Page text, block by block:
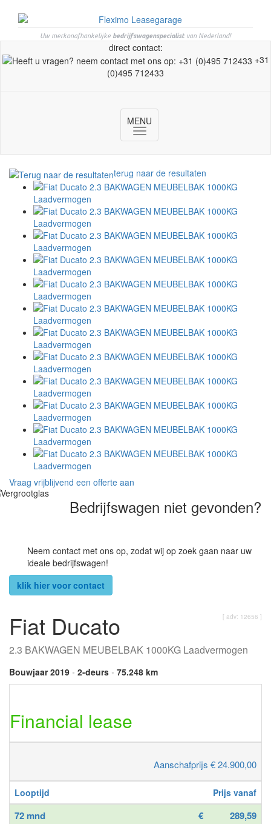
Uw merkonafhankelijke bedrijfswagenspecialistvan Nederland!
direct contact:
+31
(0)495 712433
MENU
Toggle
navigation
terug naar de resultaten
Vraag vrijblijvend een offerte aan
Bedrijfswagen niet gevonden?
Neem contact met ons op, zodat wij op zoek gaan naar uw
ideale bedrijfswagen!
klik hier voor contact
[ adv: 12656 ]
Fiat Ducato
2.3 BAKWAGEN MEUBELBAK 1000KG Laadvermogen
Bouwjaar 2019 • 2-deurs • 75.248 km
Financial lease
Aanschafprijs € 24.900,00
Looptijd Prijs vanaf
72 mnd €
289,59